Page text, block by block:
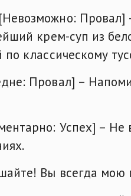
[Невозможно: Провал]
крем-суп из
классическому
Провал] –
Успех] – Не
Вы всегда мою